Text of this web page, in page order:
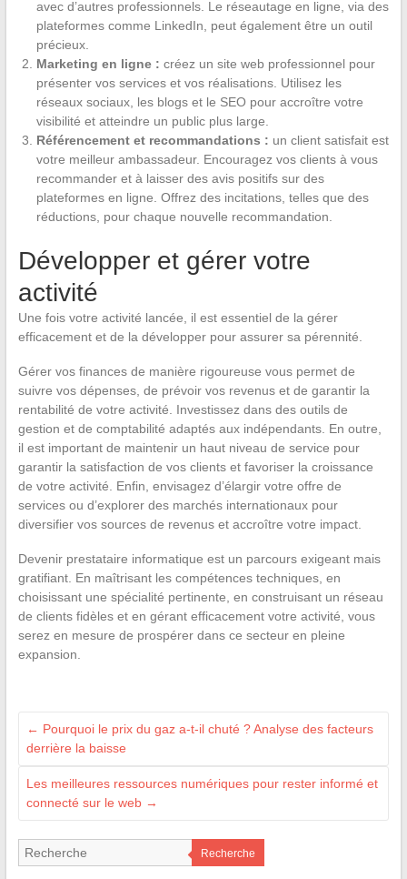
avec d’autres professionnels. Le réseautage en ligne, via des
plateformes comme LinkedIn, peut également être un outil
précieux.
Marketing en ligne : créez un site web professionnel pour
présenter vos services et vos réalisations. Utilisez les
réseaux sociaux, les blogs et le SEO pour accroître votre
visibilité et atteindre un public plus large.
Référencement et recommandations : un client satisfait est
votre meilleur ambassadeur. Encouragez vos clients à vous
recommander et à laisser des avis positifs sur des
plateformes en ligne. Offrez des incitations, telles que des
réductions, pour chaque nouvelle recommandation.
Développer et gérer votre
activité
Une fois votre activité lancée, il est essentiel de la gérer
efficacement et de la développer pour assurer sa pérennité.
Gérer vos finances de manière rigoureuse vous permet de
suivre vos dépenses, de prévoir vos revenus et de garantir la
rentabilité de votre activité. Investissez dans des outils de
gestion et de comptabilité adaptés aux indépendants. En outre,
il est important de maintenir un haut niveau de service pour
garantir la satisfaction de vos clients et favoriser la croissance
de votre activité. Enfin, envisagez d’élargir votre offre de
services ou d’explorer des marchés internationaux pour
diversifier vos sources de revenus et accroître votre impact.
Devenir prestataire informatique est un parcours exigeant mais
gratifiant. En maîtrisant les compétences techniques, en
choisissant une spécialité pertinente, en construisant un réseau
de clients fidèles et en gérant efficacement votre activité, vous
serez en mesure de prospérer dans ce secteur en pleine
expansion.
← Pourquoi le prix du gaz a-t-il chuté ? Analyse des facteurs
derrière la baisse
Les meilleures ressources numériques pour rester informé et
connecté sur le web →
Recherche